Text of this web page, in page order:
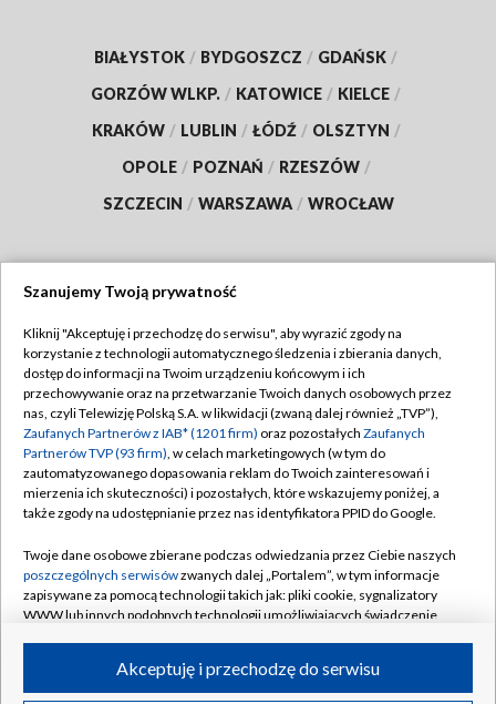
BIAŁYSTOK / BYDGOSZCZ / GDAŃSK /
GORZÓW WLKP. / KATOWICE / KIELCE /
KRAKÓW / LUBLIN / ŁÓDŹ / OLSZTYN /
OPOLE / POZNAŃ / RZESZÓW /
SZCZECIN / WARSZAWA / WROCŁAW
TVP
Abonament TVP
Emisja w TVP
Centrum informacji TVP
Naziemna Telewizja Cyfrowa
Rada Programowa
System NOS
Informacje o nadawcy
Program dla prasy
Regulamin TVP
Polityka prywatności
Moje zgody
Pomoc
Kontakt
Kanały
Szanujemy Twoją prywatność
Kliknij "Akceptuję i przechodzę do serwisu", aby wyrazić zgody na
korzystanie z technologii automatycznego śledzenia i zbierania danych,
dostęp do informacji na Twoim urządzeniu końcowym i ich
przechowywanie oraz na przetwarzanie Twoich danych osobowych przez
nas, czyli Telewizję Polską S.A. w likwidacji (zwaną dalej również „TVP”),
Zaufanych Partnerów z IAB* (1201 firm) oraz pozostałych Zaufanych
Partnerów TVP (93 firm), w celach marketingowych (w tym do
zautomatyzowanego dopasowania reklam do Twoich zainteresowań i
mierzenia ich skuteczności) i pozostałych, które wskazujemy poniżej, a
także zgody na udostępnianie przez nas identyfikatora PPID do Google.
Twoje dane osobowe zbierane podczas odwiedzania przez Ciebie naszych
poszczególnych serwisówzwanych dalej „Portalem”, w tym informacje
zapisywane za pomocą technologii takich jak: pliki cookie, sygnalizatory
WWW lub innych podobnych technologii umożliwiających świadczenie
ruchu w Internecie.Akceptuję i przechodzę do serwisu